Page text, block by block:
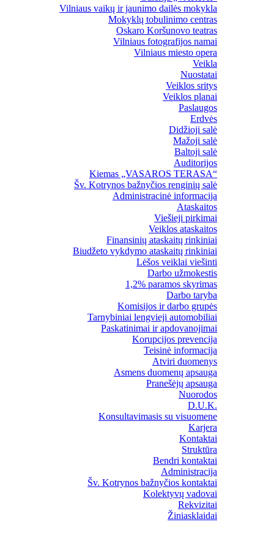
Vilniaus vaikų ir jaunimo dailės mokykla
Mokyklų tobulinimo centras
Oskaro Koršunovo teatras
Vilniaus fotografijos namai
Vilniaus miesto opera
Veikla
Nuostatai
Veiklos sritys
Veiklos planai
Paslaugos
Erdvės
Didžioji salė
Mažoji salė
Baltoji salė
Auditorijos
Kiemas „VASAROS TERASA“
Šv. Kotrynos bažnyčios renginių salė
Administracinė informacija
Ataskaitos
Viešieji pirkimai
Veiklos ataskaitos
Finansinių ataskaitų rinkiniai
Biudžeto vykdymo ataskaitų rinkiniai
Lėšos veiklai viešinti
Darbo užmokestis
1,2% paramos skyrimas
Darbo taryba
Komisijos ir darbo grupės
Tarnybiniai lengvieji automobiliai
Paskatinimai ir apdovanojimai
Korupcijos prevencija
Teisinė informacija
Atviri duomenys
Asmens duomenų apsauga
Pranešėjų apsauga
Nuorodos
D.U.K.
Konsultavimasis su visuomene
Karjera
Kontaktai
Struktūra
Bendri kontaktai
Administracija
Šv. Kotrynos bažnyčios kontaktai
Kolektyvų vadovai
Rekvizitai
Žiniasklaidai